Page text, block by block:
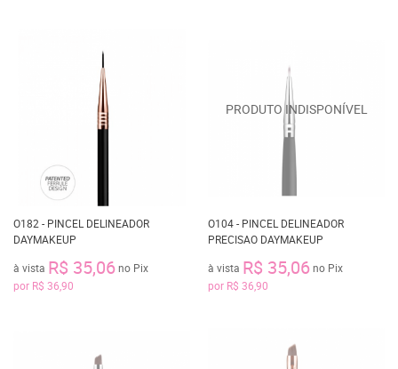
O182 - PINCEL DELINEADOR
DAYMAKEUP
à vista R$ 35,06no Pix
por R$ 36,90
O104 - PINCEL DELINEADOR
PRECISAO DAYMAKEUP
à vista R$ 35,06no Pix
por R$ 36,90